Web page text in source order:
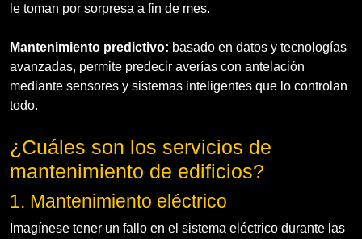
le toman por sorpresa a fin de mes.
Mantenimiento predictivo: basado en datos y tecnologías
avanzadas, permite predecir averías con antelación
mediante sensores y sistemas inteligentes que lo controlan
todo.
¿Cuáles son los servicios de
mantenimiento de edificios?
1. Mantenimiento eléctrico
Imagínese tener un fallo en el sistema eléctrico durante las